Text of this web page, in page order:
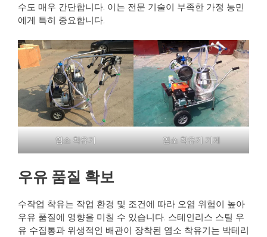
수도 매우 간단합니다. 이는 전문 기술이 부족한 가정 농민
에게 특히 중요합니다.
염소 착유기 염소 착유기 기계
우유 품질 확보
수작업 착유는 작업 환경 및 조건에 따라 오염 위험이 높아
우유 품질에 영향을 미칠 수 있습니다. 스테인리스 스틸 우
유 수집통과 위생적인 배관이 장착된 염소 착유기는 박테리